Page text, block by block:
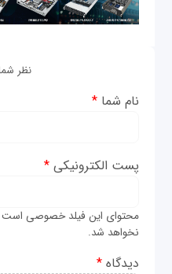
نظر
نام شما*
پست الکترونیکی*
محتوای این فیلد خصوصی
نخواهد شد.
دیدگاه*